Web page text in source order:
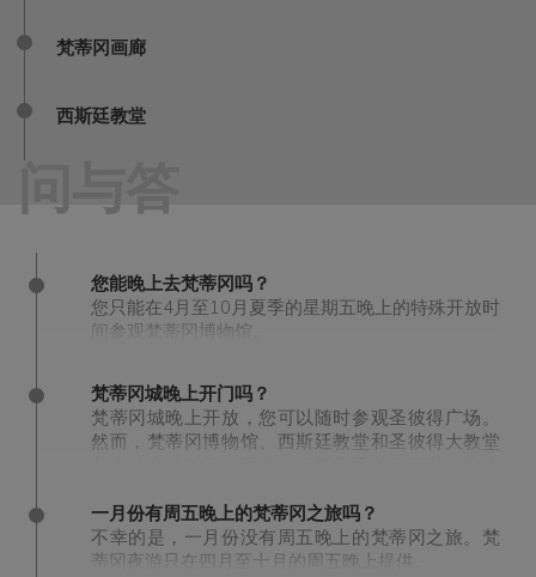
梵蒂冈画廊
西斯廷教堂
问与答
您能晚上去梵蒂冈吗？
您只能在4月至10月夏季的星期五晚上的特殊开放时
间参观梵蒂冈博物馆。
梵蒂冈城晚上开门吗？
梵蒂冈城晚上开放，您可以随时参观圣彼得广场。
然而，梵蒂冈博物馆、西斯廷教堂和圣彼得大教堂
限，门票也是如此，所以建议提前预订好。
一月份有周五晚上的梵蒂冈之旅吗？
不幸的是，一月份没有周五晚上的梵蒂冈之旅。梵
蒂冈夜游只在四月至十月的周五晚上提供。